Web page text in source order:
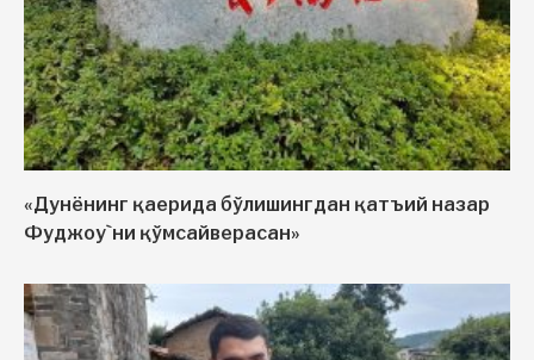
«Дунёнинг қаерида бўлишингдан қатъий назар
Фуджоу`ни қўмсайверасан»